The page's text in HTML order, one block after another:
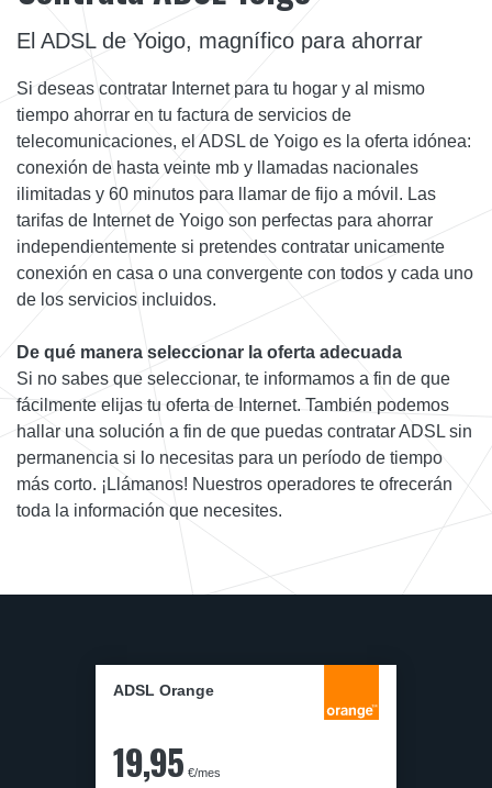
El ADSL de Yoigo, magnífico para ahorrar
Si deseas contratar Internet para tu hogar y al mismo
tiempo ahorrar en tu factura de servicios de
telecomunicaciones, el ADSL de Yoigo es la oferta idónea:
conexión de hasta veinte mb y llamadas nacionales
ilimitadas y 60 minutos para llamar de fijo a móvil. Las
tarifas de Internet de Yoigo son perfectas para ahorrar
independientemente si pretendes contratar unicamente
conexión en casa o una convergente con todos y cada uno
de los servicios incluidos.
De qué manera seleccionar la oferta adecuada
Si no sabes que seleccionar, te informamos a fin de que
fácilmente elijas tu oferta de Internet. También podemos
hallar una solución a fin de que puedas contratar ADSL sin
permanencia si lo necesitas para un período de tiempo
más corto. ¡Llámanos! Nuestros operadores te ofrecerán
toda la información que necesites.
ADSL Orange
19,95 €/mes